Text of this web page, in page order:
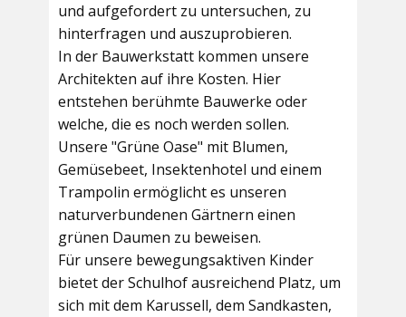
und aufgefordert zu untersuchen, zu
hinterfragen und auszuprobieren.
In der Bauwerkstatt kommen unsere
Architekten auf ihre Kosten. Hier
entstehen berühmte Bauwerke oder
welche, die es noch werden sollen.
Unsere "Grüne Oase" mit Blumen,
Gemüsebeet, Insektenhotel und einem
Trampolin ermöglicht es unseren
naturverbundenen Gärtnern einen
grünen Daumen zu beweisen.
Für unsere bewegungsaktiven Kinder
bietet derSchulhofausreichend Platz, um
sich mit dem Karussell, dem Sandkasten,